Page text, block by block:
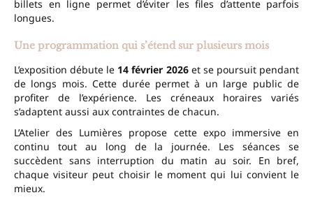
billets en ligne permet d’éviter les files d’attente parfois
longues.
Une programmation qui s’étend sur plusieurs mois
L’exposition débute le 14 février 2026et se poursuit pendant
de longs mois. Cette durée permet à un large public de
profiter de l’expérience. Les créneaux horaires variés
s’adaptent aussi aux contraintes de chacun.
L’Atelier des Lumières propose cette expo immersive en
continu tout au long de la journée. Les séances se
succèdent sans interruption du matin au soir. En bref,
chaque visiteur peut choisir le moment qui lui convient le
mieux.